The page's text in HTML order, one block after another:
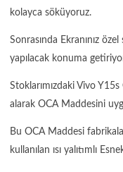
kolayca söküyoruz.
Sonrasında Ekranınız
yapılacak konuma
Stoklarımızdaki Vivo
alarak OCA Maddesini
Bu OCA Maddesi
kullanılan ısı yalıtımlı